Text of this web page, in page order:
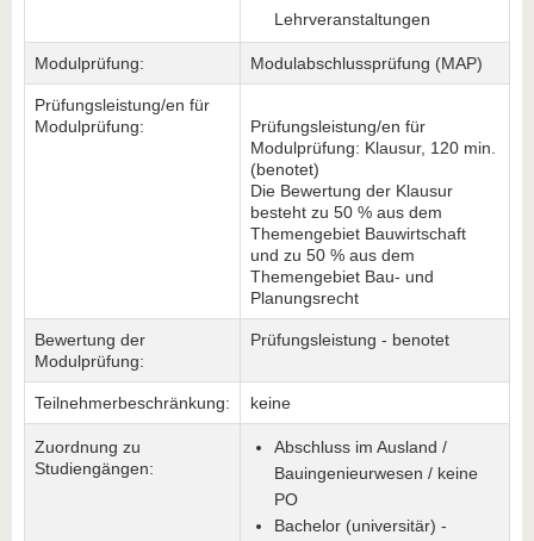
Lehrveranstaltungen
Modulprüfung: Modulabschlussprüfung (MAP)
Prüfungsleistung/en für
Modulprüfung:
Prüfungsleistung/en für
Modulprüfung: Klausur, 120 min.
(benotet)
Die Bewertung der Klausur
besteht zu 50 % aus dem
Themengebiet Bauwirtschaft
und zu 50 % aus dem
Themengebiet Bau- und
Planungsrecht
Bewertung der
Modulprüfung:
Prüfungsleistung - benotet
Teilnehmerbeschränkung: keine
Zuordnung zu
Studiengängen:
Abschluss im Ausland /
Bauingenieurwesen / keine
PO
Bachelor (universitär) -